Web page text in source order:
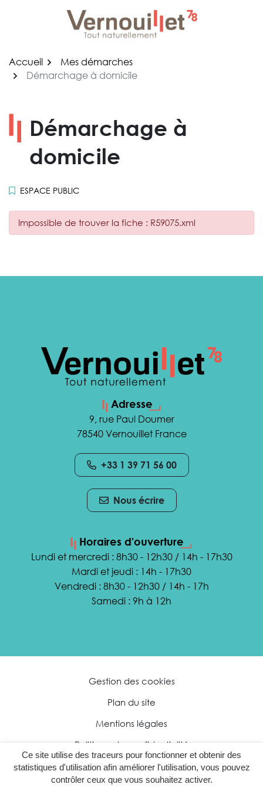
Ce site utilise des traceurs pour fonctionner et obtenir des
statistiques d'utilisation afin améliorer l'utilisation, vous pouvez
contrôler ceux que vous souhaitez activer.
Accueil
Mes démarches
Démarchage à domicile
Démarchage à
domicile
ESPACE PUBLIC
Impossible de trouver la fiche : R59075.xml
Adresse
9, rue Paul Doumer
78540 Vernouillet France
+33 1 39 71 56 00
Nous écrire
Horaires d'ouverture
Lundi et mercredi : 8h30 - 12h30 / 14h - 17h30
Mardi et jeudi : 14h - 17h30
Vendredi : 8h30 - 12h30 / 14h - 17h
Samedi : 9h à 12h
Gestion des cookies
Plan du site
Mentions légales
Politique de confidentialité
Accessibilité : partiellement conforme